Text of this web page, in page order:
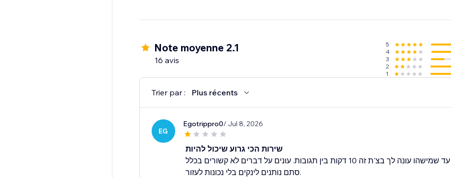
Note moyenne 2.1
16 avis
5
4
3
2
1
Trier par : Plus récents
EG
Egotrippro0/ Jul 8, 2026
שירות הכי גרוע שיכול להיות
אין מענה טלפוני בכלל. עד שמישהו עונה לך בצ'ת זה 10 דקות בין תגובות. עונים על דברים לא קשורים בכלל.
סתם נותנים לינקים בלי נכונות לעזור.